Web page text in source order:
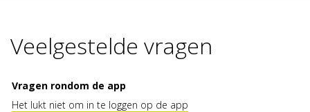
Veelgestelde vragen
Vragen rondom de app
Het lukt niet om in te loggen op de app